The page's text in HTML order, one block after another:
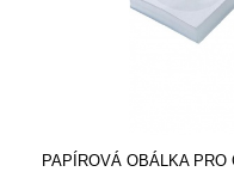
PAPÍROVÁ OBÁLKA